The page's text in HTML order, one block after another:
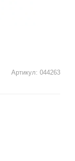
Артикул: 044263